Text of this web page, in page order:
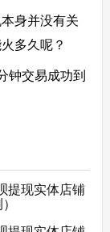
身并没有关
多久呢？
钟交易成功到
提现实体店铺